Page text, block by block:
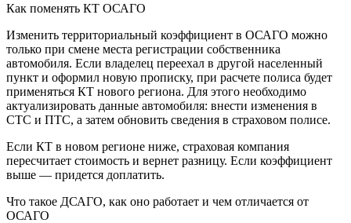
Как поменять КТ ОСАГО
Изменить территориальный коэффициент в ОСАГО можно
только при смене места регистрации собственника
автомобиля. Если владелец переехал в другой населенный
пункт и оформил новую прописку, при расчете полиса будет
применяться КТ нового региона. Для этого необходимо
актуализировать данные автомобиля: внести изменения в
СТС и ПТС, а затем обновить сведения в страховом полисе.
Если КТ в новом регионе ниже, страховая компания
пересчитает стоимость и вернет разницу. Если коэффициент
выше — придется доплатить.
Что такое ДСАГО, как оно работает и чем отличается от
ОСАГО